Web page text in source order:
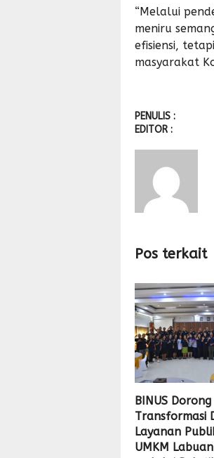
“Melalui
meniru
efisiensi,
masyarakat
PENULIS :
EDITOR :
Pos terkait
BINUS Dorong
Transformasi
Layanan
UMKM